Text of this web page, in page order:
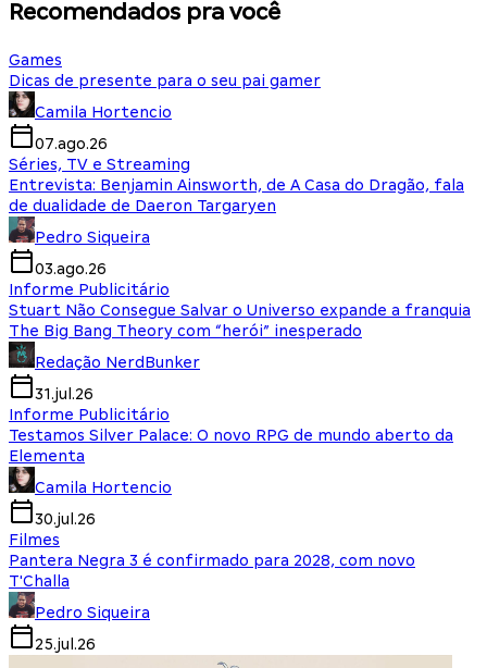
Recomendados pra você
Games
Dicas de presente para o seu pai gamer
Camila Hortencio
07.ago.26
Séries, TV e Streaming
Entrevista: Benjamin Ainsworth, de A Casa do Dragão, fala
de dualidade de Daeron Targaryen
Pedro Siqueira
03.ago.26
Informe Publicitário
Stuart Não Consegue Salvar o Universo expande a franquia
The Big Bang Theory com “herói” inesperado
Redação NerdBunker
31.jul.26
Informe Publicitário
Testamos Silver Palace: O novo RPG de mundo aberto da
Elementa
Camila Hortencio
30.jul.26
Filmes
Pantera Negra 3 é confirmado para 2028, com novo
T'Challa
Pedro Siqueira
25.jul.26